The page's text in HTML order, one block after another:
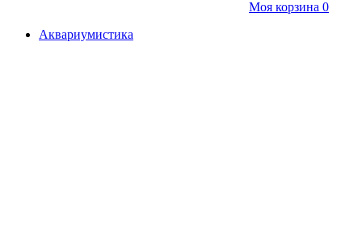
Моя корзина 0
Аквариумистика